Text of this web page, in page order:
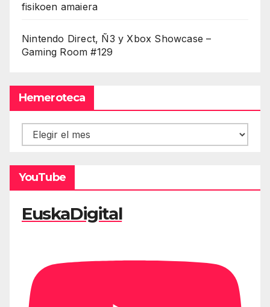
fisikoen amaiera
Nintendo Direct, Ñ3 y Xbox Showcase –
Gaming Room #129
Hemeroteca
Hemeroteca
YouTube
EuskaDigital